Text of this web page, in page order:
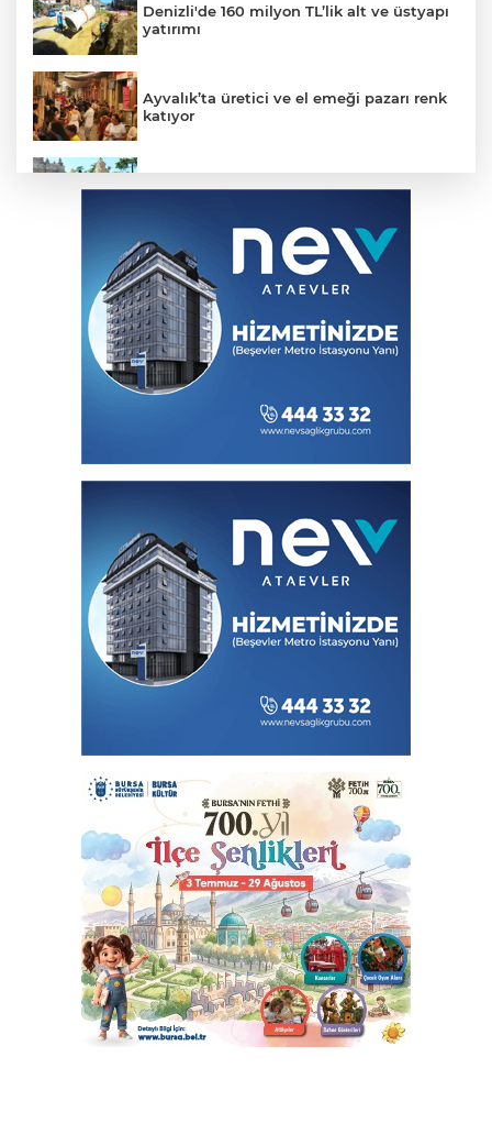
Denizli'de 160 milyon TL’lik alt ve üstyapı
yatırımı
Ayvalık’ta üretici ve el emeği pazarı renk
katıyor
Şampiyonlar, İETT ile İstanbul’da
Akustik sahne yaz akşamlarına ritim
katıyor
Ganita Akşamları’nda büyük coşku
Bursa Büyükşehir Harmancık’ta da yolları